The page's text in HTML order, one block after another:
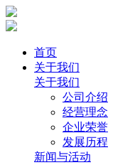
首页
关于我们
关于我们
公司介绍
经营理念
企业荣誉
发展历程
新闻与活动